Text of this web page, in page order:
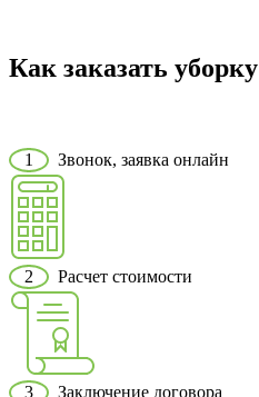
Как заказать уборку
1 Звонок, заявка онлайн
2 Расчет стоимости
3 Заключение договора